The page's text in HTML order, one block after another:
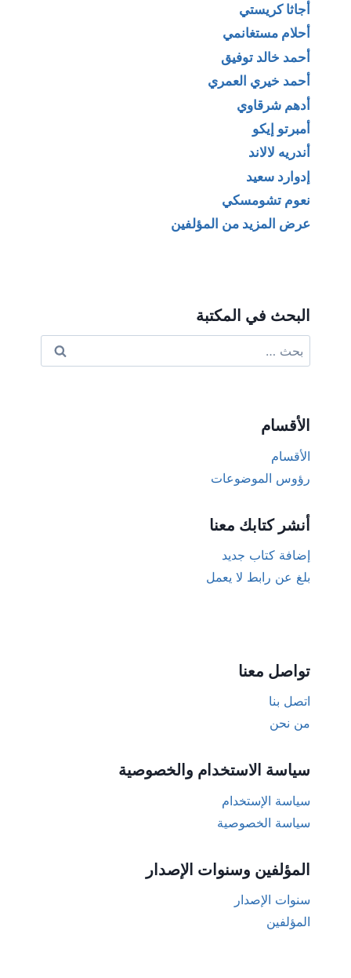
أجاثا كريستي
أحلام مستغانمي
أحمد خالد توفيق
أحمد خيري العمري
أدهم شرقاوي
أمبرتو إيكو
أندريه لالاند
إدوارد سعيد
نعوم تشومسكي
عرض المزيد من المؤلفين
البحث في المكتبة
عن:
الأقسام
الأقسام
رؤوس الموضوعات
أنشر كتابك معنا
إضافة كتاب جديد
بلغ عن رابط لا يعمل
تواصل معنا
اتصل بنا
من نحن
سياسة الاستخدام والخصوصية
سياسة الإستخدام
سياسة الخصوصية
المؤلفين وسنوات الإصدار
سنوات الإصدار
المؤلفين